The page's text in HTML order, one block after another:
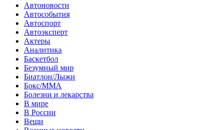
Автоновости
Автособытия
Автоспорт
Автоэксперт
Актеры
Аналитика
Баскетбол
Безумный мир
Биатлон/Лыжи
Бокс/MMA
Болезни и лекарства
В мире
В России
Вещи